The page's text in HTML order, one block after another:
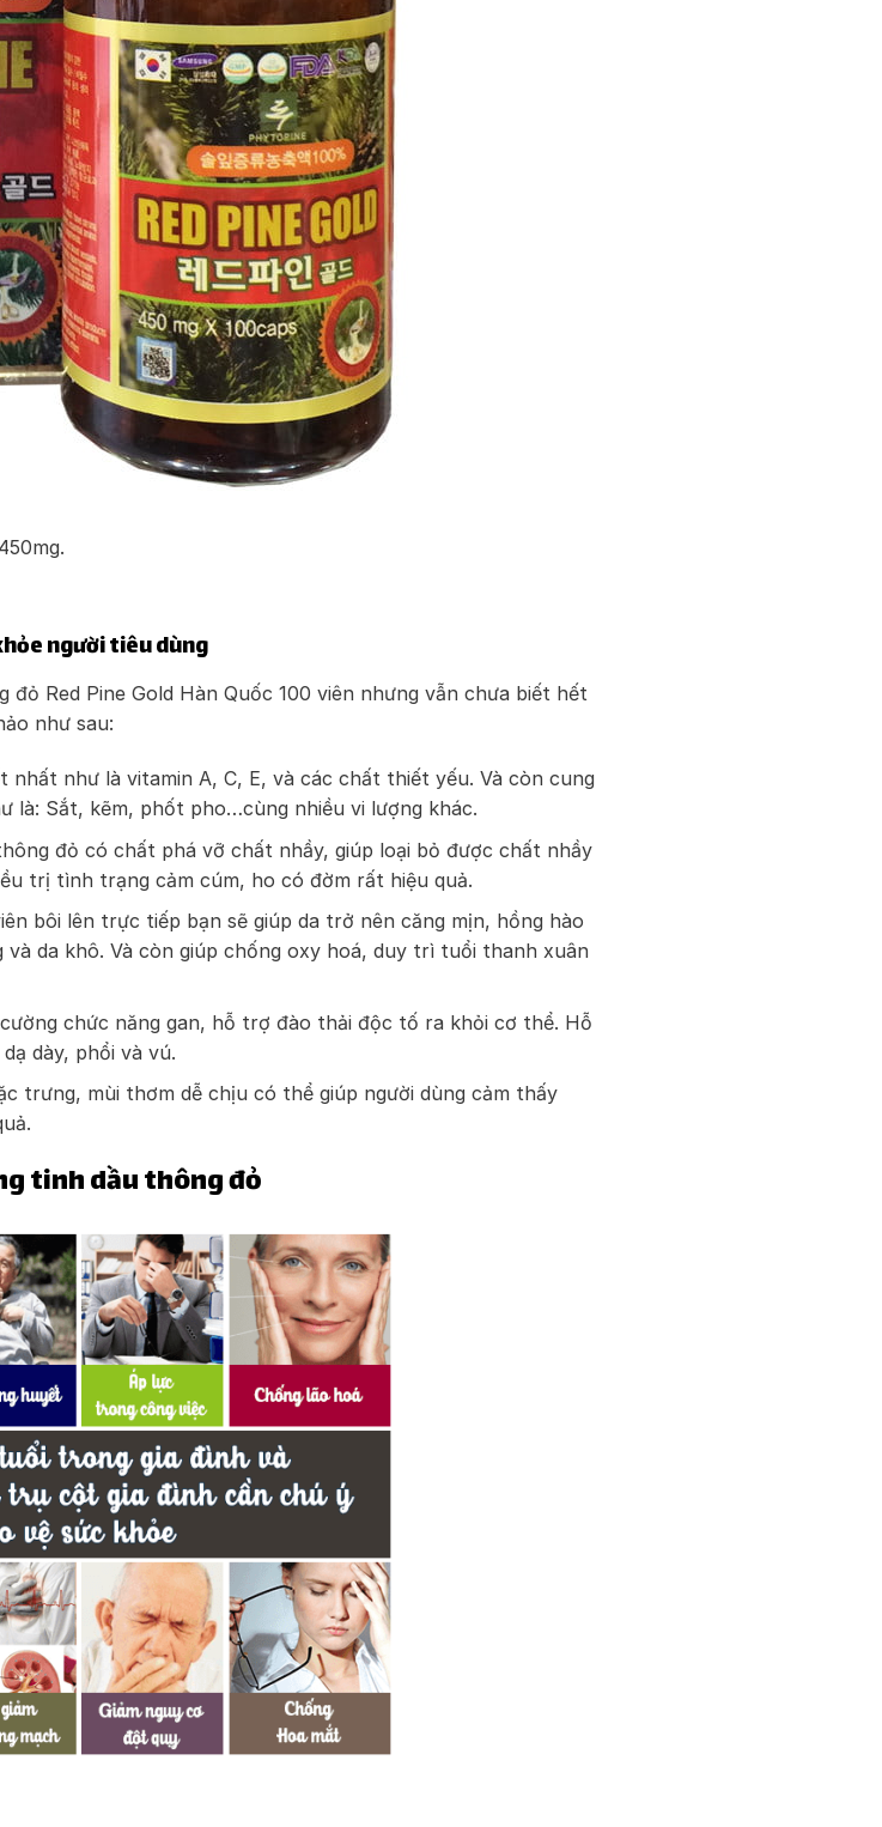
người tiêu dùng
Red Pine Gold Hàn Quốc 100 viên nhưng vẫn chưa biết hết
như sau:
như là vitamin A, C, E, và các chất thiết yếu. Và còn cung
là: Sắt, kẽm, phốt pho…cùng nhiều vi lượng khác.
đỏ có chất phá vỡ chất nhầy, giúp loại bỏ được chất nhầy
trị tình trạng cảm cúm, ho có đờm rất hiệu quả.
bôi lên trực tiếp bạn sẽ giúp da trở nên căng mịn, hồng hào
da khô. Và còn giúp chống oxy hoá, duy trì tuổi thanh xuân
chức năng gan, hỗ trợ đào thải độc tố ra khỏi cơ thể. Hỗ
dày, phổi và vú.
trưng, mùi thơm dễ chịu có thể giúp người dùng cảm thấy
tinh dầu thông đỏ